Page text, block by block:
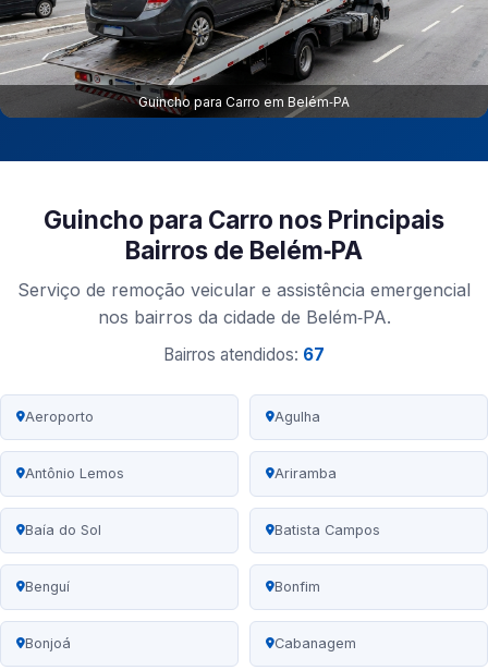
Guincho para Carro em Belém‑PA
Guincho para Carro nos Principais
Bairros de Belém‑PA
Serviço de remoção veicular e assistência emergencial
nos bairros da cidade de Belém‑PA.
Bairros atendidos: 67
Aeroporto Agulha
Antônio Lemos Ariramba
Baía do Sol Batista Campos
Benguí Bonfim
Bonjoá Cabanagem